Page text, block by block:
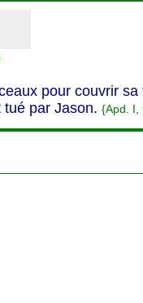
pour couvrir
par Jason. {Apd. I,